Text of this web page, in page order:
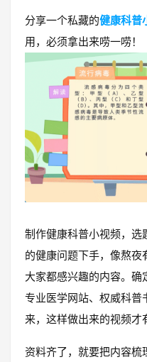
分享一个私藏的健康科普
用，必须拿出来唠一唠！
制作健康科普小视频，选
的健康问题下手，像熬夜
大家都感兴趣的内容。确
专业医学网站、权威科普
来，这样做出来的视频才
资料齐了，就要把内容梳